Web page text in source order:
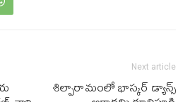
Next article
శిల్పారామంలో భాస్కర్ డ్యాన్స్